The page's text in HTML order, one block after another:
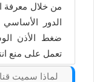
من خلال معرفة
الدور
ضغط الأذن
تعمل على منع
لماذا سميت